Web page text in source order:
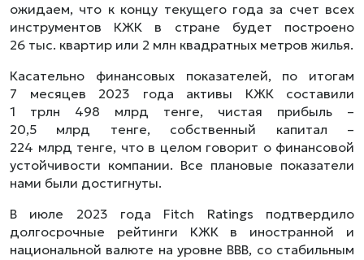
ожидаем, что к концу текущего года за счет всех
инструментов КЖК в стране будет построено
26 тыс. квартир или 2 млн квадратных метров жилья.
Касательно финансовых показателей, по итогам
7 месяцев 2023 года активы КЖК составили
1 трлн 498 млрд тенге, чистая прибыль –
20,5 млрд тенге, собственный капитал –
224 млрд тенге, что в целом говорит о финансовой
устойчивости компании. Все плановые показатели
нами были достигнуты.
В июле 2023 года Fitch Ratings подтвердило
долгосрочные рейтинги КЖК в иностранной и
национальной валюте на уровне ВВВ, со стабильным